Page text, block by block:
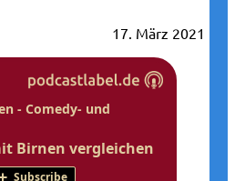
17. März 2021